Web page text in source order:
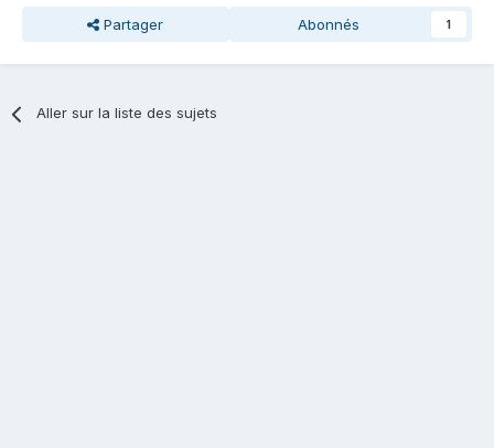
Partager Abonnés 1
Aller sur la liste des sujets